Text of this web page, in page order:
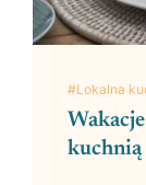
#Lokalna
kuchnią